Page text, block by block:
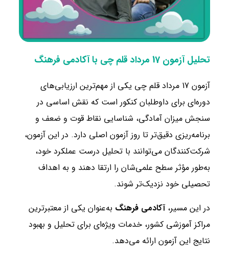
تحلیل آزمون 17 مرداد قلم چی با آکادمی فرهنگ
آزمون 17 مرداد قلم‌ چی یکی از مهم‌ترین ارزیابی‌های
دوره‌ای برای داوطلبان کنکور است که نقش اساسی در
سنجش میزان آمادگی، شناسایی نقاط قوت و ضعف و
برنامه‌ریزی دقیق‌تر تا روز آزمون اصلی دارد. در این آزمون،
شرکت‌کنندگان می‌توانند با تحلیل درست عملکرد خود،
به‌طور مؤثر سطح علمی‌شان را ارتقا دهند و به اهداف
تحصیلی خود نزدیک‌تر شوند.
در این مسیر،آکادمی فرهنگ به‌عنوان یکی از معتبرترین
مراکز آموزشی کشور، خدمات ویژه‌ای برای تحلیل و بهبود
نتایج این آزمون ارائه می‌دهد.